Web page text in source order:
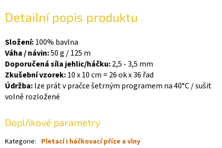
Detailní popis produktu
Složení:100% bavlna
Váha / návin:50 g / 125 m
Doporučená síla jehlic/háčku:2,5 - 3,5 mm
Zkušební vzorek:10 x 10 cm = 26 ok x 36 řad
Údržba:lze prát v pračce šetrným programem na 40°C / sušit
volně rozložené
Doplňkové parametry
Kategorie: Pletací i háčkovací příze a vlny